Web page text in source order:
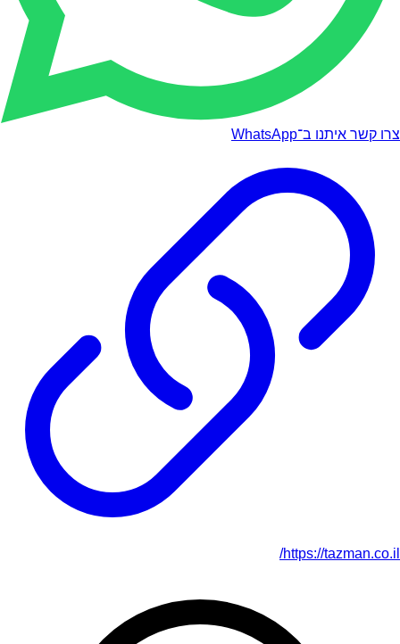
צרו קשר איתנו ב־WhatsApp
https://tazman.co.il/